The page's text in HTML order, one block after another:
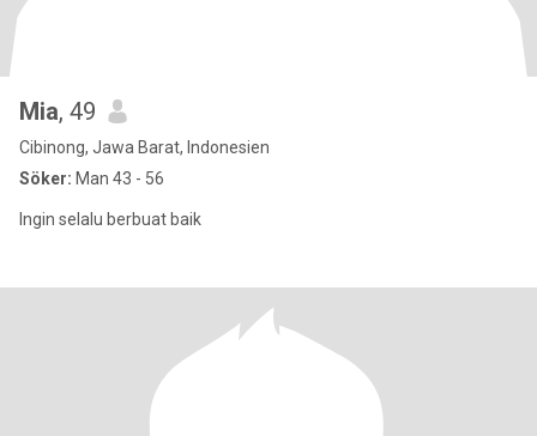
Mia, 49
Cibinong, Jawa Barat, Indonesien
Söker: Man 43 - 56
Ingin selalu berbuat baik